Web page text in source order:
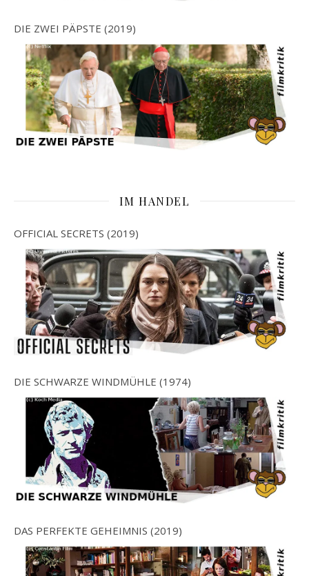
DIE ZWEI PÄPSTE (2019)
IM HANDEL
OFFICIAL SECRETS (2019)
DIE SCHWARZE WINDMÜHLE (1974)
DAS PERFEKTE GEHEIMNIS (2019)